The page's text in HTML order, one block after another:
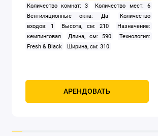
Количество комнат: 3
Количество мест: 6
Вентиляционные окна: Да
Количество
входов: 1
Высота, см: 210
Назначение:
кемпинговая
Длина, см: 590
Технология:
Fresh & Black
Ширина, см: 310
АРЕНДОВАТЬ